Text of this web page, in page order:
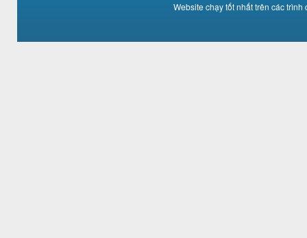
Website chạy tốt nhất trên các